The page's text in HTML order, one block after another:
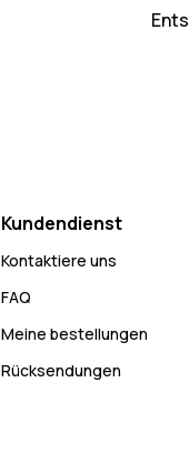
Kundendienst
Kontaktiere uns
FAQ
Meine bestellungen
Rücksendungen